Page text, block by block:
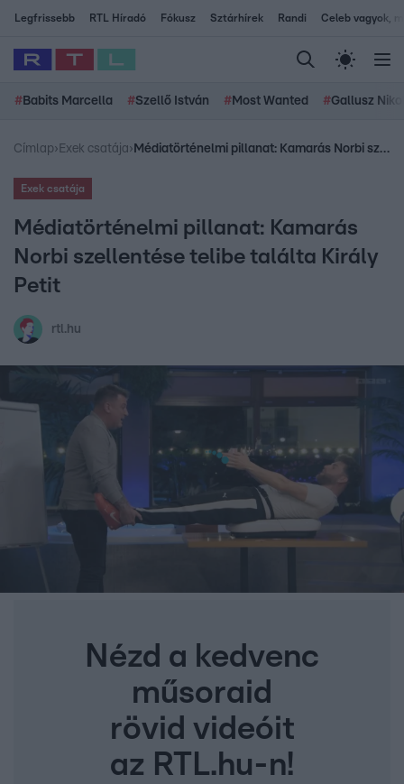
Legfrissebb RTL Híradó Fókusz Sztárhírek Randi Celeb vagyok,
# Babits Marcella #Szellő István # Most Wanted #Gallusz
Címlap› Exek csatája› Médiatörténelmi pillanat: Kamarás Norbi szellentése telibe találta Király Petit
Exek csatája
Médiatörténelmi pillanat: Kamarás
Norbi szellentése telibe találta Király
Petit
rtl.hu
Nézd a kedvenc
műsoraid
rövid videóit
az RTL.hu-n!